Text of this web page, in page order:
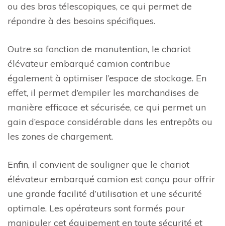
ou des bras télescopiques, ce qui permet de
répondre à des besoins spécifiques.
Outre sa fonction de manutention, le chariot
élévateur embarqué camion contribue
également à optimiser l’espace de stockage. En
effet, il permet d’empiler les marchandises de
manière efficace et sécurisée, ce qui permet un
gain d’espace considérable dans les entrepôts ou
les zones de chargement.
Enfin, il convient de souligner que le chariot
élévateur embarqué camion est conçu pour offrir
une grande facilité d’utilisation et une sécurité
optimale. Les opérateurs sont formés pour
manipuler cet équipement en toute sécurité et